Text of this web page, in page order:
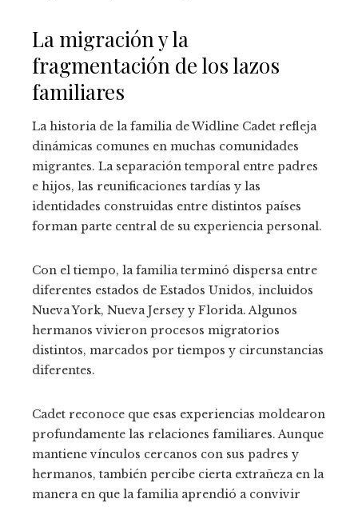
La migración y la
fragmentación de los lazos
familiares
La historia de la familia de Widline Cadet refleja
dinámicas comunes en muchas comunidades
migrantes. La separación temporal entre padres
e hijos, las reunificaciones tardías y las
identidades construidas entre distintos países
forman parte central de su experiencia personal.
Con el tiempo, la familia terminó dispersa entre
diferentes estados de Estados Unidos, incluidos
Nueva York, Nueva Jersey y Florida. Algunos
hermanos vivieron procesos migratorios
distintos, marcados por tiempos y circunstancias
diferentes.
Cadet reconoce que esas experiencias moldearon
profundamente las relaciones familiares. Aunque
mantiene vínculos cercanos con sus padres y
hermanos, también percibe cierta extrañeza en la
manera en que la familia aprendió a convivir